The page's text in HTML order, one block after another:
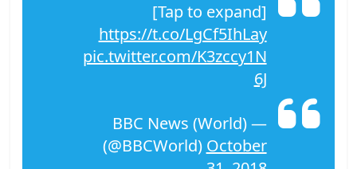
[Tap to expand]
https://t.co/LgCf5IhLay
pic.twitter.com/K3zccy1N
6J
— BBC News (World)
(@BBCWorld) October